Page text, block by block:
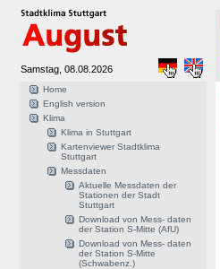
Samstag, 08.08.2026
Home
English version
Klima
Klima in Stuttgart
Kartenviewer Stadtklima
Stuttgart
Messdaten
Aktuelle Messdaten der
Stationen der Stadt
Stuttgart
Download von Mess- daten
der Station S-Mitte (AfU)
Download von Mess- daten
der Station S-Mitte
(Schwabenz.)